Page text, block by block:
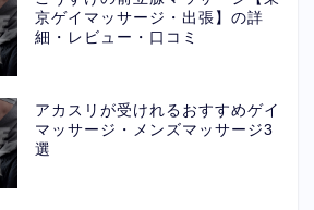
京ゲイマッサージ・出張】の詳
細・レビュー・口コミ
アカスリが受けれるおすすめゲイ
マッサージ・メンズマッサージ3
選